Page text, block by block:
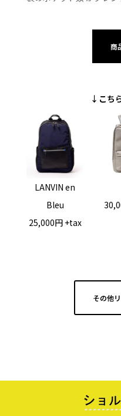
商
↓こち
LANVIN en
Bleu
25,000円 +tax
その他